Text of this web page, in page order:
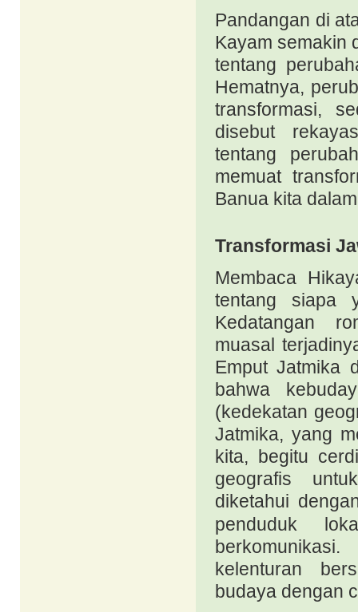
Pandangan di
Kayam semakin
tentang
Hematnya,
transformasi,
disebut
tentang
memuat
Banua kita
Transformasi
Membaca
tentang siapa
Kedatangan
muasal
Emput Jatmika
bahwa
(kedekatan
Jatmika, yang
kita, begitu
geografis
diketahui
penduduk
kelenturan
budaya dengan